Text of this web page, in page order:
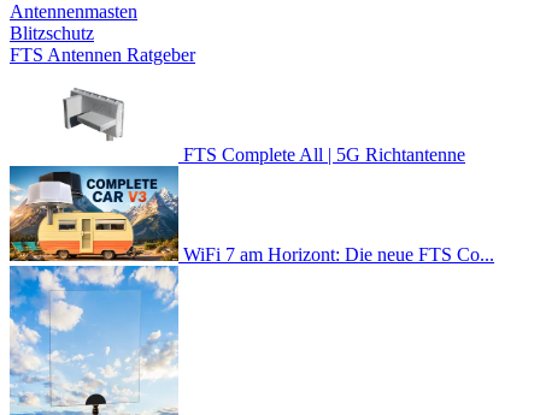
Antennenmasten
Blitzschutz
FTS Antennen Ratgeber
FTS Complete All | 5G Richtantenne
WiFi 7 am Horizont: Die neue FTS Co...